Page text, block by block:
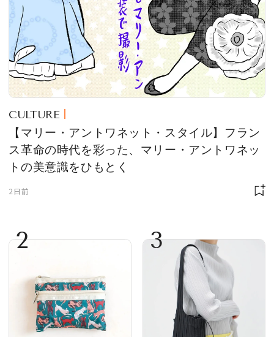
CULTURE
【マリー・アントワネット・スタイル】フラン
ス革命の時代を彩った、マリー・アントワネッ
トの美意識をひもとく
2日前
2 3